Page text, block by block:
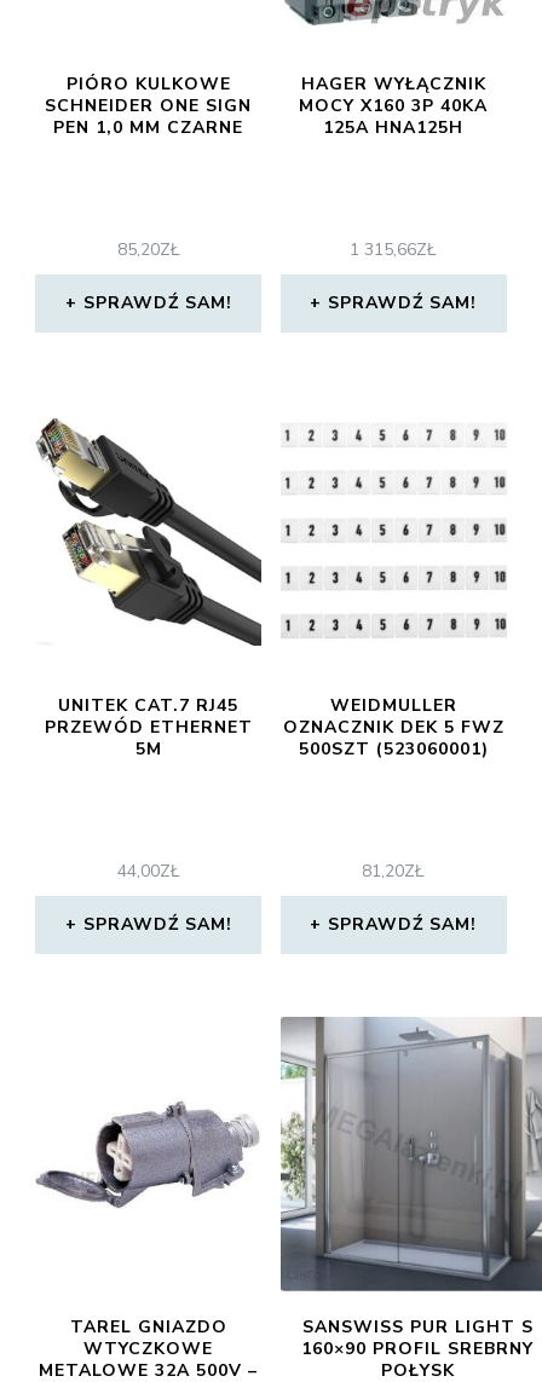
PIÓRO KULKOWE
SCHNEIDER ONE SIGN
PEN 1,0 MM CZARNE
85,20ZŁ
SPRAWDŹ SAM!
HAGER WYŁĄCZNIK
MOCY X160 3P 40KA
125A HNA125H
1 315,66ZŁ
SPRAWDŹ SAM!
UNITEK CAT.7 RJ45
PRZEWÓD ETHERNET
5M
44,00ZŁ
SPRAWDŹ SAM!
WEIDMULLER
OZNACZNIK DEK 5 FWZ
500SZT (523060001)
81,20ZŁ
SPRAWDŹ SAM!
TAREL GNIAZDO
WTYCZKOWE
METALOWE 32A 500V –
SANSWISS PUR LIGHT S
160×90 PROFIL SREBRNY
POŁYSK